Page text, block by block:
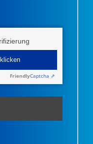
FriendlyCaptcha ⇗